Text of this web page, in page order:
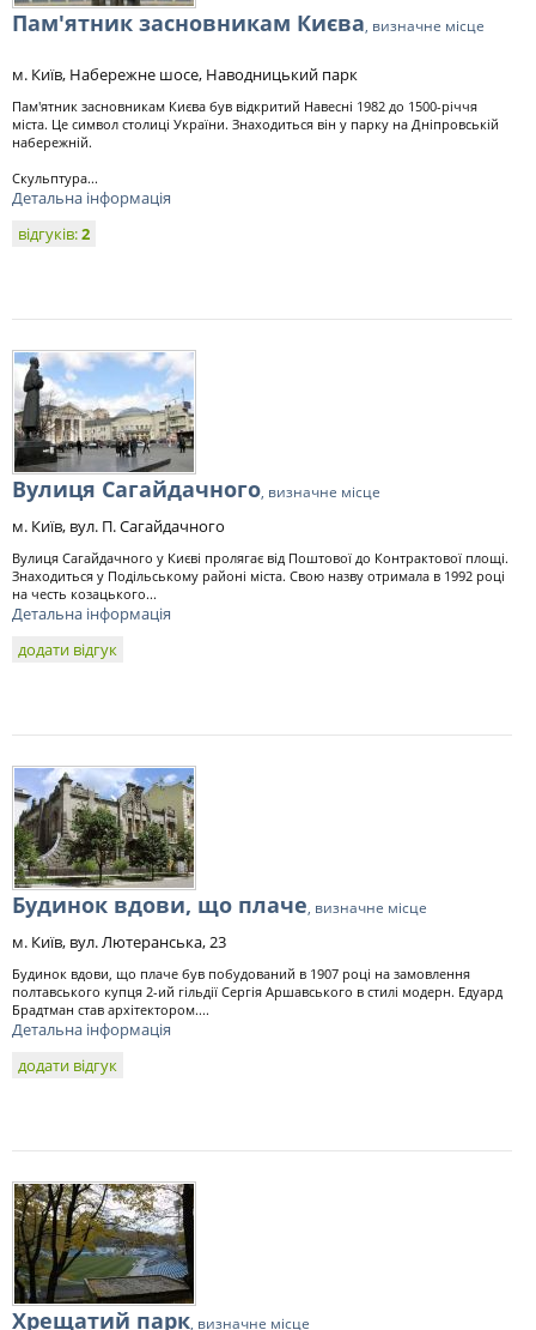
Пам'ятник засновникам Києва, визначне місце
м. Київ, Набережне шосе, Наводницький парк
Пам'ятник засновникам Києва був відкритий Навесні 1982 до 1500-річчя
міста. Це символ столиці України. Знаходиться він у парку на Дніпровській
набережній.
Скульптура...
Детальна інформація
відгуків:2
Вулиця Сагайдачного, визначне місце
м. Київ, вул. П. Сагайдачного
Вулиця Сагайдачного у Києві пролягає від Поштової до Контрактової площі.
Знаходиться у Подільському районі міста. Свою назву отримала в 1992 році
на честь козацького...
Детальна інформація
додати відгук
Будинок вдови, що плаче, визначне місце
м. Київ, вул. Лютеранська, 23
Будинок вдови, що плаче був побудований в 1907 році на замовлення
полтавського купця 2-ий гільдії Сергія Аршавського в стилі модерн. Едуард
Брадтман став архітектором....
Детальна інформація
додати відгук
Хрещатий парк, визначне місце